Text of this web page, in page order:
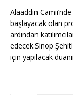
Alaaddin
başlayacak olan
ardından
edecek.Sinop
için yapılacak